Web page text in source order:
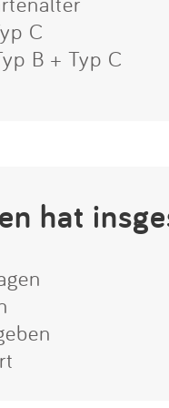
C
B + Typ C
hat